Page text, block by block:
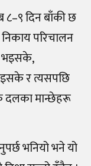
८–९ दिन बाँकी छ
निकाय परिचालन
भइसके,
र त्यसपछि
दलका मान्छेहरू
भनियो भने यो